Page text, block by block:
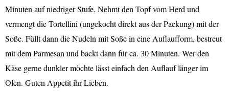
Minuten auf niedriger Stufe. Nehmt den Topf vom Herd und
vermengt die Tortellini (ungekocht direkt aus der Packung) mit der
Soße. Füllt dann die Nudeln mit Soße in eine Auflaufform, bestreut
mit dem Parmesan und backt dann für ca. 30 Minuten. Wer den
Käse gerne dunkler möchte lässt einfach den Auflauf länger im
Ofen. Guten Appetit ihr Lieben.